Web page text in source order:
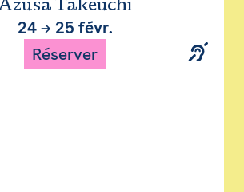
24→ 25 févr.
Réserver